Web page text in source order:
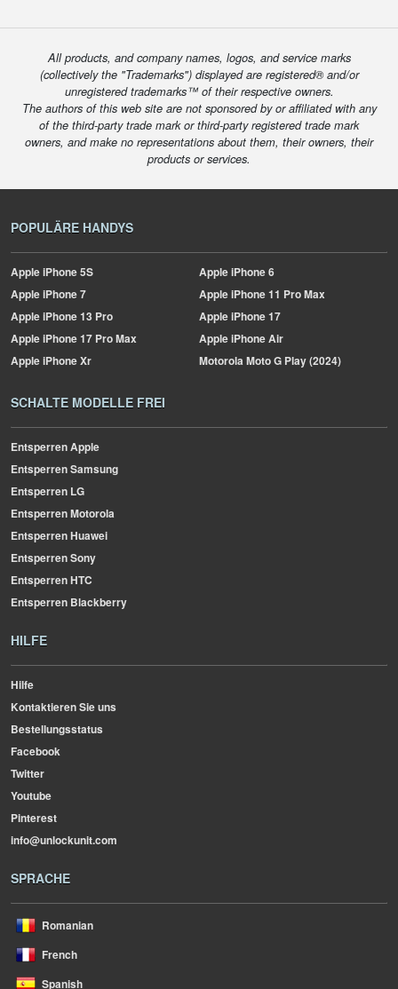
All products, and company names, logos, and service marks
(collectively the "Trademarks") displayed are registered® and/or
unregistered trademarks™ of their respective owners.
The authors of this web site are not sponsored by or affiliated with any
of the third-party trade mark or third-party registered trade mark
owners, and make no representations about them, their owners, their
products or services.
POPULÄRE HANDYS
AppleiPhone 5S AppleiPhone 6
AppleiPhone 7 AppleiPhone 11 Pro Max
AppleiPhone 13 Pro AppleiPhone 17
AppleiPhone 17 Pro Max AppleiPhone Air
AppleiPhone Xr MotorolaMoto G Play (2024)
SCHALTE MODELLE FREI
Entsperren Apple
Entsperren Samsung
Entsperren LG
Entsperren Motorola
Entsperren Huawei
Entsperren Sony
Entsperren HTC
Entsperren Blackberry
HILFE
Hilfe
Kontaktieren Sie uns
Bestellungsstatus
Facebook
Twitter
Youtube
Pinterest
info@unlockunit.com
SPRACHE
Romanian
French
Spanish